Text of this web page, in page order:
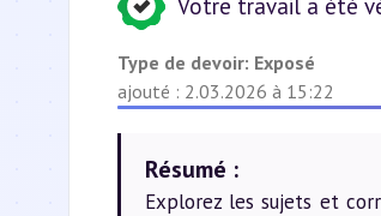
Votre travail a été
Type de devoir: Exposé
ajouté : 2.03.2026 à 15:22
Résumé :
Explorez les sujets et